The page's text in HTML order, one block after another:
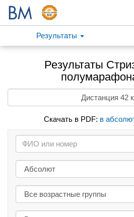
Результаты
Результаты
Скачать в PDF: в